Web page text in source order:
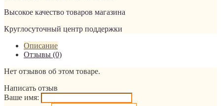
Высокое качество товаров магазина
Круглосуточный центр поддержки
Описание
Отзывы (0)
Нет отзывов об этом товаре.
Написать отзыв
Ваше имя: